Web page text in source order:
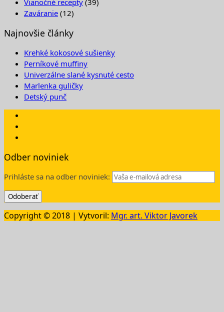
Vianočné recepty (39)
Zaváranie (12)
Najnovšie články
Krehké kokosové sušienky
Perníkové muffiny
Univerzálne slané kysnuté cesto
Marlenka guličky
Detský punč
Odber noviniek
Prihláste sa na odber noviniek:
Copyright © 2018 | Vytvoril: Mgr. art. Viktor Javorek